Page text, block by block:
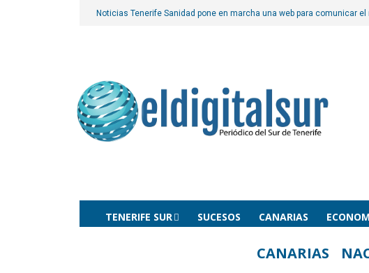
Noticias Tenerife Sanidad pone en marcha una web para comunicar
TENERIFE SUR SUCESOS CANARIAS
CANARIAS